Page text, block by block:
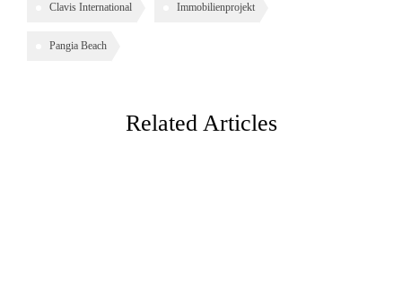
Clavis International Immobilienprojekt
Pangia Beach
Related Articles